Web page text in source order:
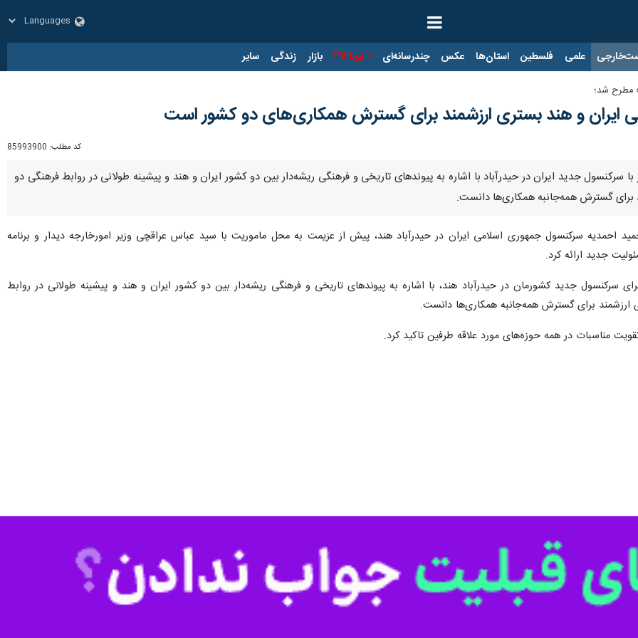
علمی فلسطین استان‌ها عکس چندرسانه‌ای ایرنا TV بازار زندگی سایر
مطرح شد؛
ایران و هند بستری ارزشمند برای گسترش همکاری‌های دو کشور است
کد مطلب: 85993900